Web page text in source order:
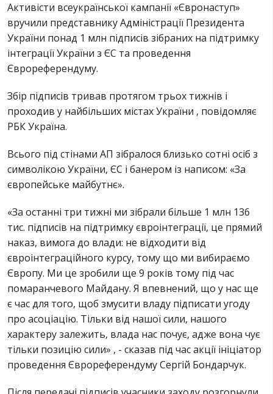
Активісти всеукраїнської кампанії «Євронаступ»
вручили представнику Адміністрації Президента
України понад 1 млн підписів зібраних на підтримку
інтеграції України з ЄС та проведення
Єврореферендуму.
Збір підписів тривав протягом трьох тижнів і
проходив у найбільших містах України , повідомляє
РБК Україна.
Всього під стінами АП зібралося близько сотні осіб з
символікою України, ЄС і банером із написом: «За
європейське майбутнє».
«За останні три тижні ми зібрали більше 1 млн 136
тис. підписів на підтримку євроінтеграції, це прямий
наказ, вимога до влади: не відходити від
євроінтеграційного курсу, тому що ми вибираємо
Європу. Ми це зробили ще 9 років тому під час
помаранчевого Майдану. Я впевнений, що у нас ще
є час для того, щоб змусити владу підписати угоду
про асоціацію. Тільки від нашої сили, нашого
характеру залежить, влада нас почує, адже вона чує
тільки позицію сили» , - сказав під час акції ініціатор
проведення Єврореферендуму Сергій Бондарчук.